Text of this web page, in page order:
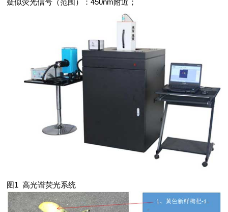
疑似荧光信号（范围）：450nm附近；
图1 高光谱荧光系统